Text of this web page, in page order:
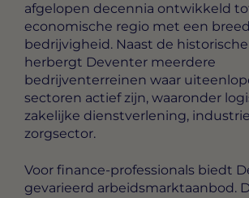
afgelopen decennia ontwikkeld
economische regio met een
bedrijvigheid. Naast de
herbergt Deventer meerdere
bedrijventerreinen waar
sectoren actief zijn, waaronder
zakelijke dienstverlening,
zorgsector.
Voor finance-professionals biedt
gevarieerd arbeidsmarktaanbod.